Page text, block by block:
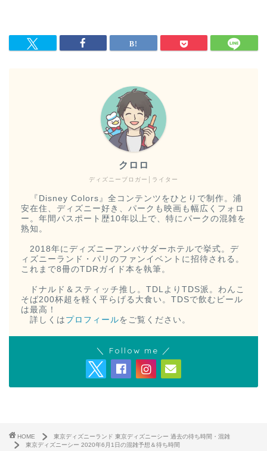
ディズニーブロガー│ライター
クロロ
『Disney Colors』全コンテンツをひとりで制作。浦
安在住、ディズニー好き、パークも映画も幅広くフォロ
ー。年間パスポート歴10年以上で、特にパークの混雑を
熟知。
2018年にディズニーアンバサダーホテルで挙式。デ
ィズニーランド・パリのファンイベントに招待される。
これまで8冊のTDRガイド本を執筆。
ドナルド＆スティッチ推し。TDLよりTDS派。わんこ
そば200杯超を軽く平らげる大食い。TDSで飲むビール
は最高！
詳しくは プロフィールをご覧ください。
＼ Follow me ／
HOME
東京ディズニーランド 東京ディズニーシー 過去の待ち時間・混雑
東京ディズニーシー 2020年6月1日の混雑予想＆待ち時間